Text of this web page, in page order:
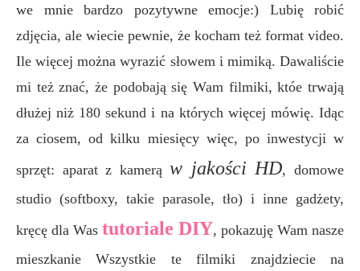
we mnie bardzo pozytywne emocje:) Lubię robić
zdjęcia, ale wiecie pewnie, że kocham też format video.
Ile więcej można wyrazić słowem i mimiką. Dawaliście
mi też znać, że podobają się Wam filmiki, któe trwają
dłużej niż 180 sekund i na których więcej mówię. Idąc
za ciosem, od kilku miesięcy więc, po inwestycji w
sprzęt: aparat z kamerąw jakości HD, domowe
studio (softboxy, takie parasole, tło) i inne gadżety,
kręcę dla Was tutoriale DIY, pokazuję Wam nasze
mieszkanie Wszystkie te filmiki znajdziecie na